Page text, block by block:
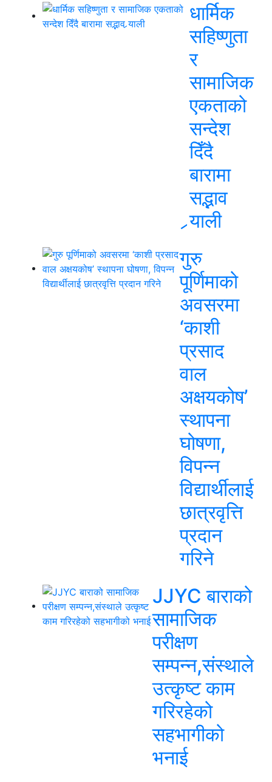
धार्मिक
सहिष्णुता
र
सामाजिक
एकताको
सन्देश
दिँदै
बारामा
सद्भाव
र्‍याली
गुरु
पूर्णिमाको
अवसरमा
‘काशी
प्रसाद
वाल
अक्षयकोष’
स्थापना
घोषणा,
विपन्न
विद्यार्थीलाई
छात्रवृत्ति
प्रदान
गरिने
JJYC बाराको
सामाजिक
परीक्षण
सम्पन्न,संस्थाले
उत्कृष्ट काम
गरिरहेको
सहभागीको
भनाई